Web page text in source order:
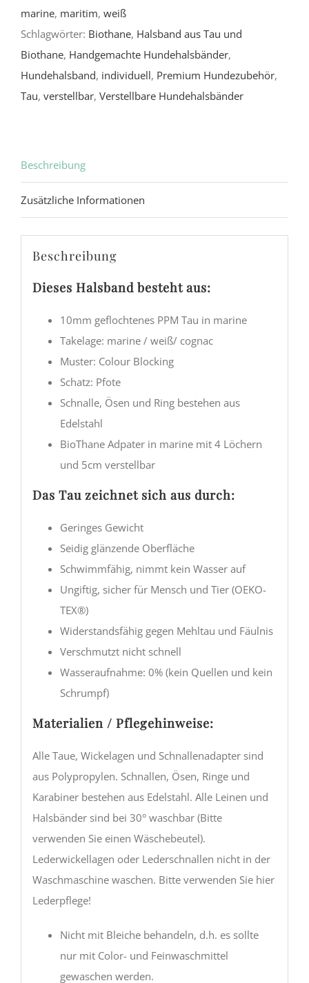
marine, maritim, weiß
Schlagwörter: Biothane, Halsband aus Tau und
Biothane, Handgemachte Hundehalsbänder,
Hundehalsband, individuell, Premium Hundezubehör,
Tau, verstellbar, Verstellbare Hundehalsbänder
Beschreibung
Zusätzliche Informationen
Beschreibung
Dieses Halsband besteht aus:
10mm geflochtenes PPM Tau in marine
Takelage: marine / weiß/ cognac
Muster: Colour Blocking
Schatz: Pfote
Schnalle, Ösen und Ring bestehen aus
Edelstahl
BioThane Adpater in marine mit 4 Löchern
und 5cm verstellbar
Das Tau zeichnet sich aus durch:
Geringes Gewicht
Seidig glänzende Oberfläche
Schwimmfähig, nimmt kein Wasser auf
Ungiftig, sicher für Mensch und Tier (OEKO-
TEX®)
Widerstandsfähig gegen Mehltau und Fäulnis
Verschmutzt nicht schnell
Wasseraufnahme: 0% (kein Quellen und kein
Schrumpf)
Materialien / Pflegehinweise:
Alle Taue, Wickelagen und Schnallenadapter sind
aus Polypropylen. Schnallen, Ösen, Ringe und
Karabiner bestehen aus Edelstahl. Alle Leinen und
Halsbänder sind bei 30° waschbar (Bitte
verwenden Sie einen Wäschebeutel).
Lederwickellagen oder Lederschnallen nicht in der
Waschmaschine waschen. Bitte verwenden Sie hier
Lederpflege!
Nicht mit Bleiche behandeln, d.h. es sollte
nur mit Color- und Feinwaschmittel
gewaschen werden.